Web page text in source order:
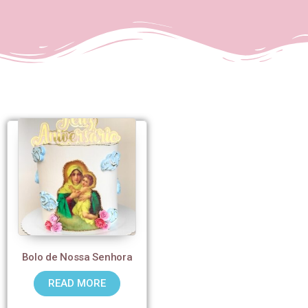
Bolo de Nossa Senhora
READ MORE